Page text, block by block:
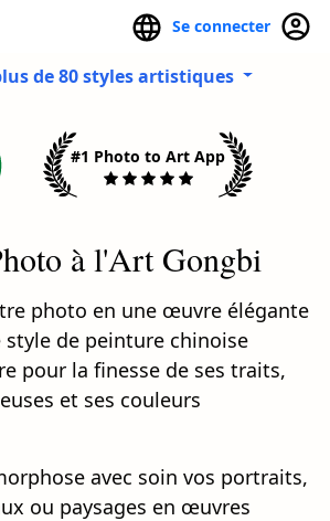
Se connecter
de 80 styles artistiques
#1 Photo to Art App
à l'Art Gongbi
photo en une œuvre élégante
de peinture chinoise
pour la finesse de ses traits,
et ses couleurs
avec soin vos portraits,
ou paysages en œuvres